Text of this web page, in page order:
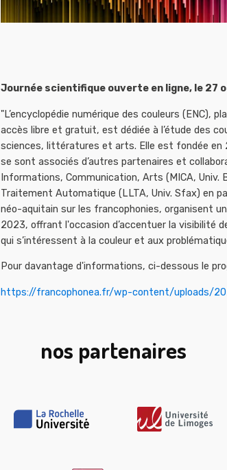
Journée scientifique ouverte en ligne, le 27
"L’encyclopédie numérique des couleurs (ENC),
accès libre et gratuit, est dédiée à l’étude des
sciences, littératures et arts. Elle est fondée en
se sont associés d’autres partenaires et
Informations, Communication, Arts (MICA,
Traitement Automatique (LLTA, Univ. Sfax) en
néo-aquitain sur les francophonies, organisent
2023, offrant l'occasion d’accentuer la visibilité
qui s’intéressent à la couleur et aux
Pour davantage d'informations, ci-dessous le
https://francophonea.fr/wp-content/uploads/
nos partenaires